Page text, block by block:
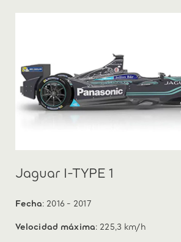
Jaguar I-TYPE 1
Fecha: 2016 - 2017
Velocidad máxima: 225,3 km/h